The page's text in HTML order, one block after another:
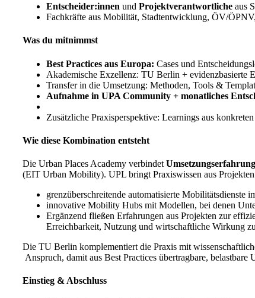
Entscheider:innen und Projektverantwortliche aus
Fachkräfte aus Mobilität, Stadtentwicklung, ÖV/
Was du mitnimmst
Best Practices aus Europa: Cases und
Akademische Exzellenz: TU Berlin + evidenzbasierte
Transfer in die Umsetzung: Methoden, Tools &
Aufnahme in UPA Community + monatliches
Zusätzliche Praxisperspektive: Learnings aus
Wie diese Kombination entsteht
Die Urban Places Academy verbindet Umsetzungserfahrung
(EIT Urban Mobility). UPL bringt Praxiswissen aus
grenzüberschreitende automatisierte Mobilitätsdienste
innovative Mobility Hubs mit Modellen, bei denen
Ergänzend fließen Erfahrungen aus Projekten zur
Erreichbarkeit, Nutzung und wirtschaftliche Wirkung
Die TU Berlin komplementiert die Praxis mit
Anspruch, damit aus Best Practices übertragbare, belastbare
Einstieg & Abschluss